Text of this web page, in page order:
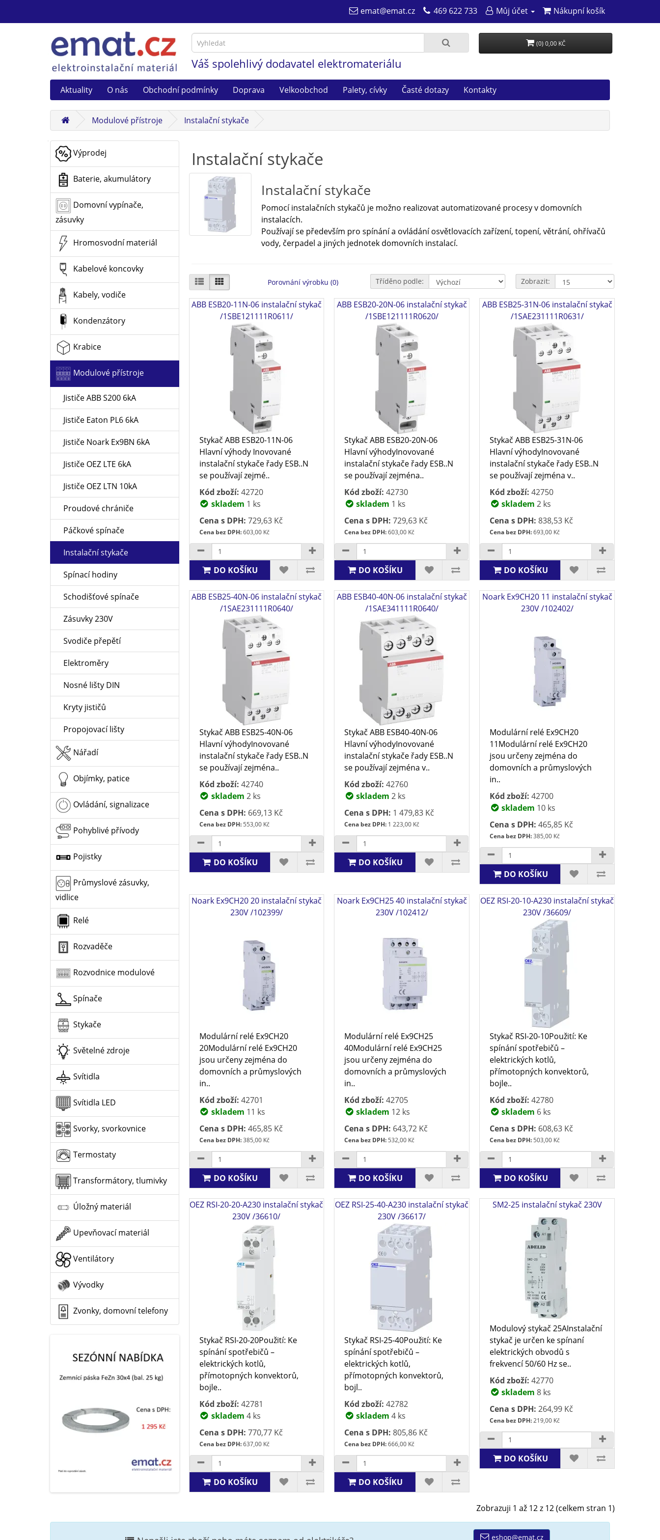
emat@emat.cz 469 622 733 Můj účet Nákupní košík
Váš spolehlivý dodavatel elektromateriálu
(0) 0,00 KČ
Aktuality O nás Obchodní podmínky Doprava Velkoobchod Palety, cívky Časté dotazy Kontakty
Modulové přístroje Instalační stykače
Výprodej
Baterie, akumulátory
Domovní vypínače,
zásuvky
Hromosvodní materiál
Kabelové koncovky
Kabely, vodiče
Kondenzátory
Krabice
Modulové přístroje
Jističe ABB S200 6kA
Jističe Eaton PL6 6kA
Jističe Noark Ex9BN 6kA
Jističe OEZ LTE 6kA
Jističe OEZ LTN 10kA
Proudové chrániče
Páčkové spínače
Instalační stykače
Spínací hodiny
Schodišťové spínače
Zásuvky 230V
Svodiče přepětí
Elektroměry
Nosné lišty DIN
Kryty jističů
Propojovací lišty
Nářadí
Objímky, patice
Ovládání, signalizace
Pohyblivé přívody
Pojistky
Průmyslové zásuvky,
vidlice
Relé
Rozvaděče
Rozvodnice modulové
Spínače
Stykače
Světelné zdroje
Svítidla
Svítidla LED
Svorky, svorkovnice
Termostaty
Transformátory, tlumivky
Úložný materiál
Upevňovací materiál
Ventilátory
Vývodky
Zvonky, domovní telefony
Instalační stykače
Instalační stykače
Pomocí instalačních stykačů je možno realizovat automatizované procesy v domovních
instalacích.
Používají se především pro spínání a ovládání osvětlovacích zařízení, topení, větrání, ohřívačů
vody, čerpadel a jiných jednotek domovních instalací.
Porovnání výrobku (0) Tříděno podle: Zobrazit:
ABB ESB20-11N-06 instalační stykač
/1SBE121111R0611/
Stykač ABB ESB20-11N-06
Hlavní výhody Inovované
instalační stykače řady ESB..N
se používají zejmé..
Kód zboží: 42720
skladem 1 ks
Cena s DPH: 729,63 Kč
Cena bez DPH:603,00 Kč
DO KOŠÍKU
ABB ESB20-20N-06 instalační stykač
/1SBE121111R0620/
Stykač ABB ESB20-20N-06
Hlavní výhodyInovované
instalační stykače řady ESB..N
se používají zejména..
Kód zboží: 42730
skladem 1 ks
Cena s DPH: 729,63 Kč
Cena bez DPH:603,00 Kč
DO KOŠÍKU
ABB ESB25-31N-06 instalační stykač
/1SAE231111R0631/
Stykač ABB ESB25-31N-06
Hlavní výhodyInovované
instalační stykače řady ESB..N
se používají zejména v..
Kód zboží: 42750
skladem 2 ks
Cena s DPH: 838,53 Kč
Cena bez DPH:693,00 Kč
DO KOŠÍKU
ABB ESB25-40N-06 instalační stykač
/1SAE231111R0640/
Stykač ABB ESB25-40N-06
Hlavní výhodyInovované
instalační stykače řady ESB..N
se používají zejména..
Kód zboží: 42740
skladem 2 ks
Cena s DPH: 669,13 Kč
Cena bez DPH:553,00 Kč
DO KOŠÍKU
ABB ESB40-40N-06 instalační stykač
/1SAE341111R0640/
Stykač ABB ESB40-40N-06
Hlavní výhodyInovované
instalační stykače řady ESB..N
se používají zejména v..
Kód zboží: 42760
skladem 2 ks
Cena s DPH: 1 479,83 Kč
Cena bez DPH: 1 223,00 Kč
DO KOŠÍKU
Noark Ex9CH20 11 instalační stykač
230V /102402/
Modulární relé Ex9CH20
11Modulární relé Ex9CH20
jsou určeny zejména do
domovních a průmyslových
in..
Kód zboží: 42700
skladem 10 ks
Cena s DPH: 465,85 Kč
Cena bez DPH:385,00 Kč
DO KOŠÍKU
Noark Ex9CH20 20 instalační stykač
230V /102399/
Modulární relé Ex9CH20
20Modulární relé Ex9CH20
jsou určeny zejména do
domovních a průmyslových
in..
Kód zboží: 42701
skladem 11 ks
Cena s DPH: 465,85 Kč
Cena bez DPH:385,00 Kč
DO KOŠÍKU
Noark Ex9CH25 40 instalační stykač
230V /102412/
Modulární relé Ex9CH25
40Modulární relé Ex9CH25
jsou určeny zejména do
domovních a průmyslových
in..
Kód zboží: 42705
skladem 12 ks
Cena s DPH: 643,72 Kč
Cena bez DPH:532,00 Kč
DO KOŠÍKU
OEZ RSI-20-10-A230 instalační stykač
230V /36609/
Stykač RSI-20-10Použití: Ke
spínání spotřebičů –
elektrických kotlů,
přímotopných konvektorů,
bojle..
Kód zboží: 42780
skladem 6 ks
Cena s DPH: 608,63 Kč
Cena bez DPH:503,00 Kč
DO KOŠÍKU
OEZ RSI-20-20-A230 instalační stykač
230V /36610/
Stykač RSI-20-20Použití: Ke
spínání spotřebičů –
elektrických kotlů,
přímotopných konvektorů,
bojle..
Kód zboží: 42781
skladem 4 ks
Cena s DPH: 770,77 Kč
Cena bez DPH:637,00 Kč
DO KOŠÍKU
OEZ RSI-25-40-A230 instalační stykač
230V /36617/
Stykač RSI-25-40Použití: Ke
spínání spotřebičů –
elektrických kotlů,
přímotopných konvektorů,
bojl..
Kód zboží: 42782
skladem 4 ks
Cena s DPH: 805,86 Kč
Cena bez DPH:666,00 Kč
DO KOŠÍKU
SM2-25 instalační stykač 230V
Modulový stykač 25AInstalační
stykač je určen ke spínaní
elektrických obvodů s
frekvencí 50/60 Hz se..
Kód zboží: 42770
skladem 8 ks
Cena s DPH: 264,99 Kč
Cena bez DPH:219,00 Kč
DO KOŠÍKU
Zobrazuji 1 až 12 z 12 (celkem stran 1)
eshop@emat.cz